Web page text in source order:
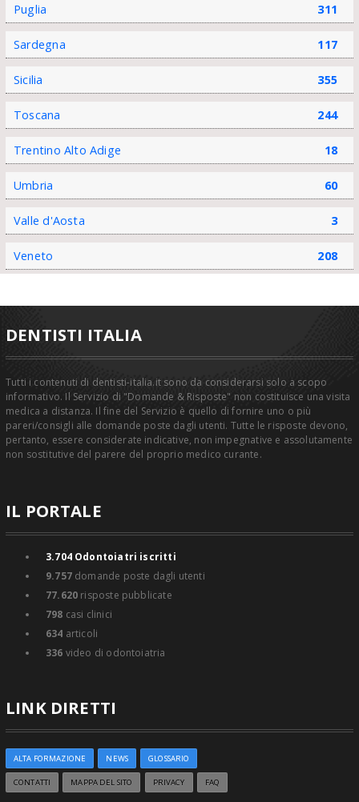
Puglia 311
Sardegna 117
Sicilia 355
Toscana 244
Trentino Alto Adige 18
Umbria 60
Valle d'Aosta 3
Veneto 208
DENTISTI ITALIA
Tutti i contenuti di dentisti-italia.it sono da considerarsi solo a scopo
informativo. Il Servizio di "Domande & Risposte" non costituisce una visita
medica a distanza. Il fine del Servizio è quello di fornire uno o più
pareri/consigli alle domande poste dagli utenti. Tutte le risposte devono,
pertanto, essere considerate indicative, non impegnative e assolutamente
non sostitutive del parere del proprio medico curante.
IL PORTALE
3.704Odontoiatri iscritti
9.757domande poste dagli utenti
77.620 risposte pubblicate
798 casi clinici
634 articoli
336 video di odontoiatria
LINK DIRETTI
ALTA FORMAZIONE NEWS GLOSSARIO
CONTATTI MAPPA DEL SITO PRIVACY FAQ